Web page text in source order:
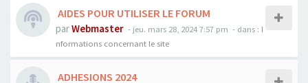
AIDES POUR UTILISER LE FORUM
parWebmaster - jeu. mars 28, 2024 7:57 pm - dans : I
nformations concernant le site
ADHESIONS 2024